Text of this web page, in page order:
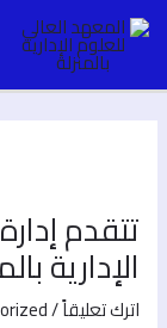
تخطي
إلى
المحتوى
تتقدم
الإدارية
اترك تعليقاً/
Post
navigation